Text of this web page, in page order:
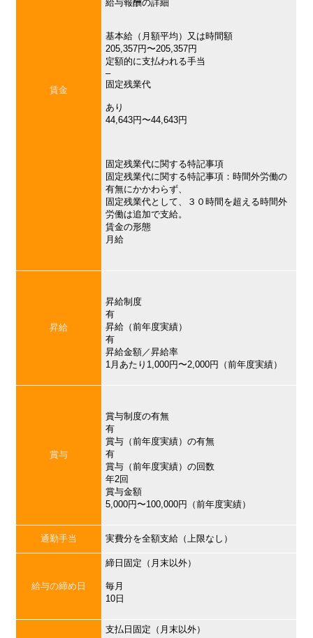
賃金
給与報酬の詳細
基本給（月額平均）又は時間額
205,357円〜205,357円
定額的に支払われる手当
–
固定残業代
あり
44,643円〜44,643円
固定残業代に関する特記事項
固定残業代に関する特記事項：時間外労働の
有無にかかわらず、
固定残業代として、３０時間を超える時間外
労働は追加で支給。
賃金の形態
月給
昇給
昇給制度
有
昇給（前年度実績）
有
昇給金額／昇給率
1月あたり1,000円〜2,000円（前年度実績）
賞与
賞与制度の有無
有
賞与（前年度実績）の有無
有
賞与（前年度実績）の回数
年2回
賞与金額
5,000円〜100,000円（前年度実績）
通勤手当 実費分を全額支給（上限なし）
給与の締め日
締日固定（月末以外）
毎月
10日
支払日固定（月末以外）